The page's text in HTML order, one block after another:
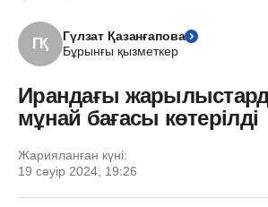
ГҚ
Гүлзат Қазанғапова
Бұрынғы қызметкер
Ирандағы
мұнай бағасы көтерілді
Жарияланған күні:
19 сәуір 2024, 19:26